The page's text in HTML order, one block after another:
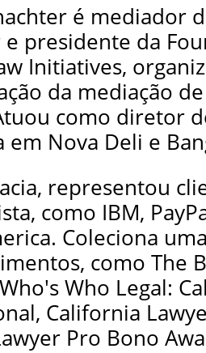
é mediador
presidente da
Initiatives,
da mediação
como diretor
em Nova Deli e
representou
como IBM,
Coleciona
como The
Who Legal:
California
Pro Bono